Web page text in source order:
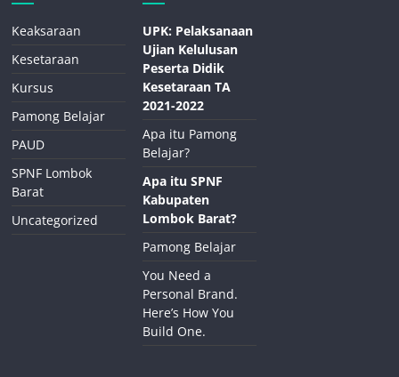
Keaksaraan
Kesetaraan
Kursus
Pamong Belajar
PAUD
SPNF Lombok
Barat
Uncategorized
UPK: Pelaksanaan
Ujian Kelulusan
Peserta Didik
Kesetaraan TA
2021-2022
Apa itu Pamong
Belajar?
Apa itu SPNF
Kabupaten
Lombok Barat?
Pamong Belajar
You Need a
Personal Brand.
Here’s How You
Build One.